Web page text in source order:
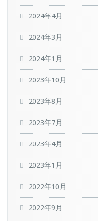
2024年4月
2024年3月
2024年1月
2023年10月
2023年8月
2023年7月
2023年4月
2023年1月
2022年10月
2022年9月